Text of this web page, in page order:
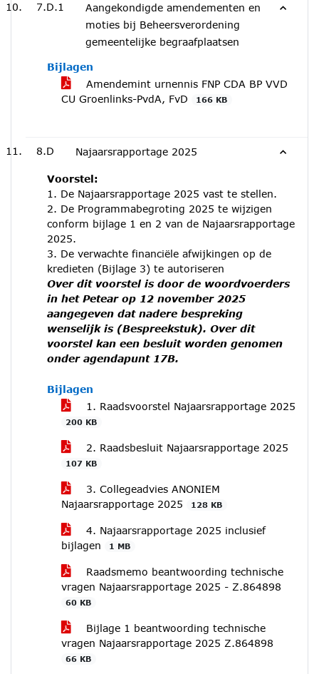
7.D.1
Aangekondigde amendementen en
moties bij Beheersverordening
gemeentelijke begraafplaatsen
Bijlagen
Amendemint urnennis FNP CDA BP VVD
CU Groenlinks-PvdA, FvD
166 KB
8.D Najaarsrapportage 2025
Voorstel:
1. De Najaarsrapportage 2025 vast te stellen.
2. De Programmabegroting 2025 te wijzigen
conform bijlage 1 en 2 van de Najaarsrapportage
2025.
3. De verwachte financiële afwijkingen op de
kredieten (Bijlage 3) te autoriseren
Over dit voorstel is door de woordvoerders
in het Petear op 12 november 2025
aangegeven dat nadere bespreking
wenselijk is (Bespreekstuk). Over dit
voorstel kan een besluit worden genomen
onder agendapunt 17B.
Bijlagen
1. Raadsvoorstel Najaarsrapportage 2025
200 KB
2. Raadsbesluit Najaarsrapportage 2025
107 KB
3. Collegeadvies ANONIEM
Najaarsrapportage 2025
128 KB
4. Najaarsrapportage 2025 inclusief
bijlagen
1 MB
Raadsmemo beantwoording technische
vragen Najaarsrapportage 2025 - Z.864898
60 KB
Bijlage 1 beantwoording technische
vragen Najaarsrapportage 2025 Z.864898
66 KB